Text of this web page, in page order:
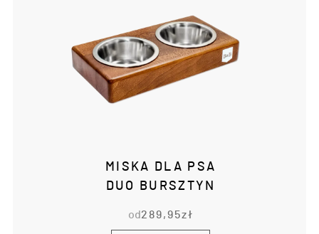
MISKA DLA PSA
DUO BURSZTYN
od 289,95zł